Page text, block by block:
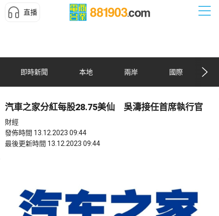
直播
即時新聞 本地 兩岸 國際
汽車之家分紅每股28.75美仙 吳濤接任首席執行官
財經
發佈時間 13.12.2023 09:44
最後更新時間 13.12.2023 09:44